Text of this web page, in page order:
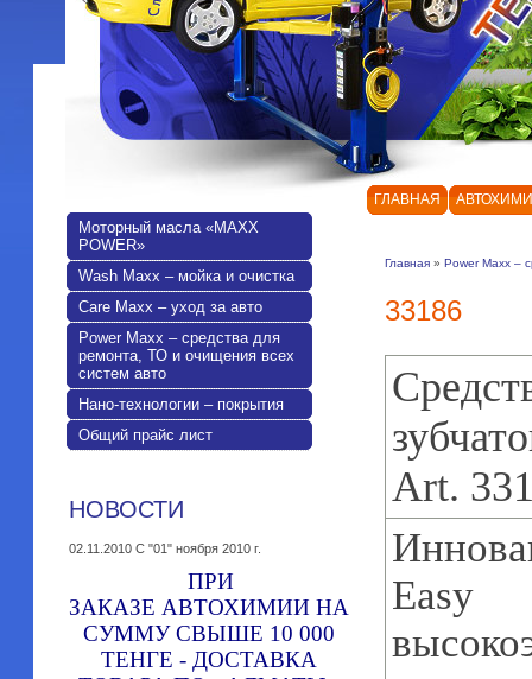
Моторный масла «MAXX
POWER»
Wash Maxx – мойка и очистка
Care Maxx – уход за авто
Power Maxx – средства для
ремонта, ТО и очищения всех
систем авто
Нано-технологии – покрытия
Общий прайс лист
НОВОСТИ
02.11.2010 C "01" ноября 2010 г.
ПРИ
ЗАКАЗЕ АВТОХИМИИ НА
СУММУ СВЫШЕ 10 000
ТЕНГЕ - ДОСТАВКА
ГЛАВНАЯ
Главная » Power Maxx –
33186
Art.
Easy